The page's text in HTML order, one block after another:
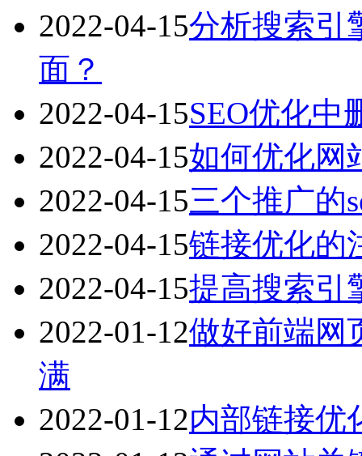
2022-04-15分析搜索引
面？
2022-04-15SEO优化中
2022-04-15如何优化网
2022-04-15三个推广的
2022-04-15链接优化的
2022-04-15提高搜索引
2022-01-12做好前端网
满
2022-01-12内部链接优